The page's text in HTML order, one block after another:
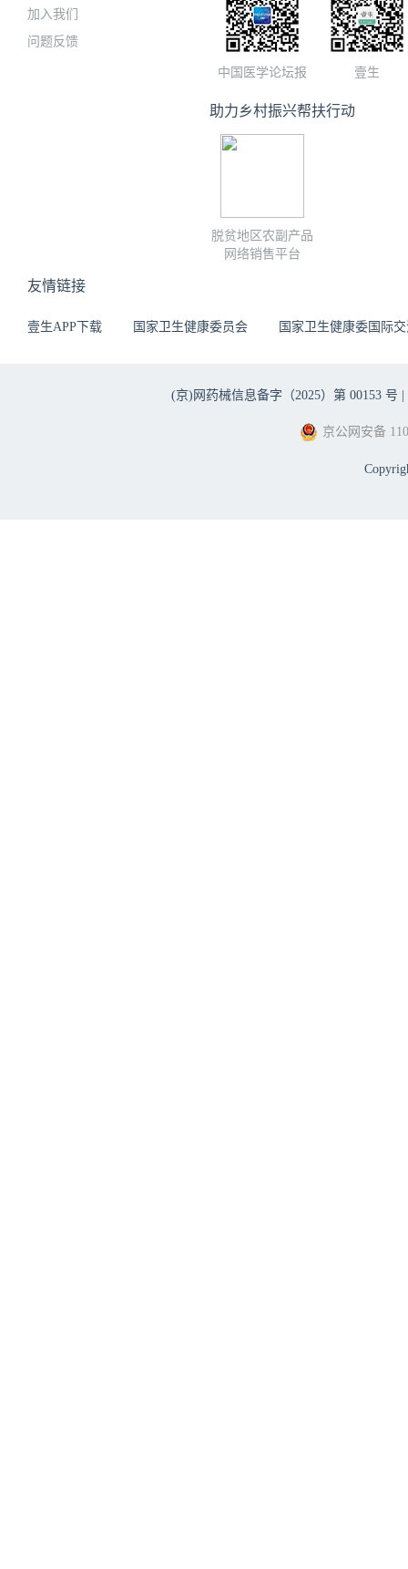
加入我们
问题反馈
中国医学论坛报 壹生
助力乡村振兴帮扶行动
脱贫地区农副产品
网络销售平台
友情链接
壹生APP下载 国家卫生健康委员会 国家卫生健康委国际
(京)网药械信息备字（2025）第 00153 号 |
京公网安备